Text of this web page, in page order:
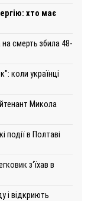
хто має
на смерть збила 48-
коли українці
Микола
події в Полтаві
з‘їхав в
і відкриють